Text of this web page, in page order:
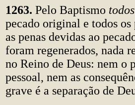
1263. Pelo Baptismo
pecado original e todos os
as penas devidas ao
foram regenerados, nada
no Reino de Deus: nem o
pessoal, nem as
grave é a separação de